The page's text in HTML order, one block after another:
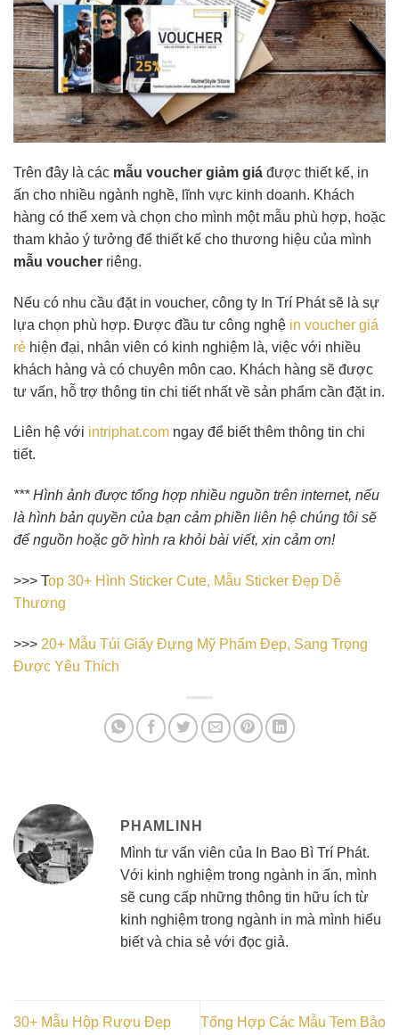
Trên đây là các mẫu voucher giảm giá được thiết kế, in
ấn cho nhiều ngành nghề, lĩnh vực kinh doanh. Khách
hàng có thể xem và chọn cho mình một mẫu phù hợp, hoặc
tham khảo ý tưởng để thiết kế cho thương hiệu của mình
mẫu voucher riêng.
Nếu có nhu cầu đặt in voucher, công ty In Trí Phát sẽ là sự
lựa chọn phù hợp. Được đầu tư công nghệ in voucher giá
rẻ hiện đại, nhân viên có kinh nghiệm là, việc với nhiều
khách hàng và có chuyên môn cao. Khách hàng sẽ được
tư vấn, hỗ trợ thông tin chi tiết nhất về sản phẩm cần đặt in.
Liên hệ với intriphat.com ngay để biết thêm thông tin chi
tiết.
*** Hình ảnh được tổng hợp nhiều nguồn trên internet, nếu
là hình bản quyền của bạn cảm phiền liên hệ chúng tôi sẽ
để nguồn hoặc gỡ hình ra khỏi bài viết, xin cảm ơn!
>>> Top 30+ Hình Sticker Cute, Mẫu Sticker Đẹp Dễ
Thương
>>> 20+ Mẫu Túi Giấy Đựng Mỹ Phẩm Đẹp, Sang Trọng
Được Yêu Thích
PHAMLINH
Mình tư vấn viên của In Bao Bì Trí Phát.
Với kinh nghiệm trong ngành in ấn, mình
sẽ cung cấp những thông tin hữu ích từ
kinh nghiệm trong ngành in mà mình hiểu
biết và chia sẻ với đọc giả.
30+ Mẫu Hộp Rượu Đẹp
Tổng Hợp Các Mẫu Tem Bảo